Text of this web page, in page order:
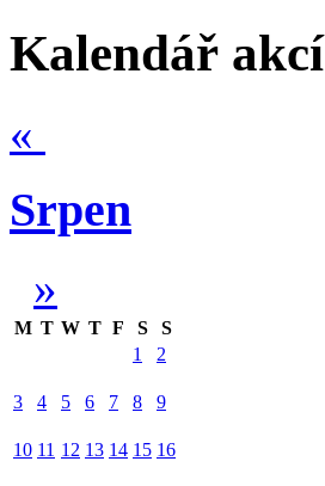
Kalendář akcí
«
Srpen
»
M T W T F S
S
1
2
3 4 5 6 7 8 9
10 11 12 13 14 15 16